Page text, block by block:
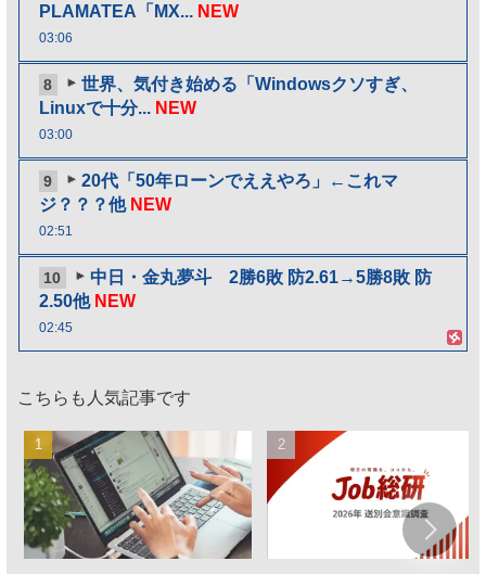
PLAMATEA「MX... NEW
03:06
8
世界、気付き始める「Windowsクソすぎ、
Linuxで十分... NEW
03:00
9
20代「50年ローンでええやろ」←これマ
ジ？？？他 NEW
02:51
10
中日・金丸夢斗 2勝6敗 防2.61→5勝8敗 防
2.50他 NEW
02:45
こちらも人気記事です